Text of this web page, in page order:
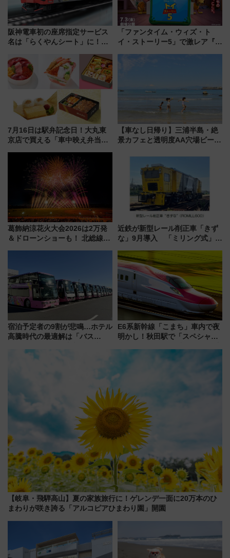
阪神電車初の座席指定サービス
名は「らくやんシート」に！新
を快適移動
「ファンタイム・ウィズ・ト
イ・ストーリー5」で激レア『ロ
デコレーションも徹底解説
7月16日は駅弁記念日！大丸東
京店で買える「車中映え弁当」
【車なし日帰り】三浦半島・絶
景カフェと透明度AA穴場ビーチ
葛飾納涼花火大会2026は2万発
＆ドローンショーも！ 北総線を
光まとめ（7/28開催）
近鉄が新型レール削正車「きず
な」9月導入 「ミリング式」採
化！安全性や乗り心地の向上に
貢献するだけでなく、全線区で
活躍するための仕組みも
宿泊予定者の9割が悲鳴…ホテル
高騰時代の最適解は「バス
した、推し活遠征や観光時のリ
E6系新幹線「こまち」車内で夜
明かし！秋田駅で「スペシャル
【岐阜・飛騨高山】夏の家族旅行に！ゲレンデ一面に20万本のひ
まわりが咲き誇る「アルコピアひまわり園」開園